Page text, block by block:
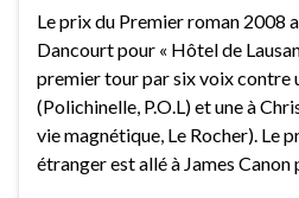
Le prix du Premier roman 2008
Dancourt pour « Hôtel de
premier tour par six voix contre
(Polichinelle, P.O.L) et une à
vie magnétique, Le Rocher). Le
étranger est allé à James Canon